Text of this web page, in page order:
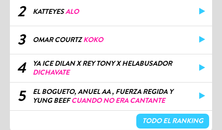
2 KATTEYESALO
3 OMAR COURTZKOKO
4
YA ICE DILAN X REY TONY X HELABUSADOR
DICHAVATE
5
EL BOGUETO, ANUEL AA , FUERZA REGIDA Y
YUNG BEEFCUANDO NO ERA CANTANTE
TODO EL RANKING